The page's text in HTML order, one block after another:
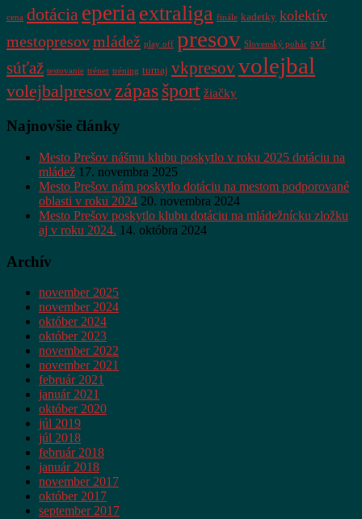
cena dotácia eperiaextraliga finále kadetky kolektív
mestopresovmládež play off presov Slovenský pohár svf
súťaž testovanie tréner tréning turnaj vkpresovvolejbal
volejbalpresovzápasšport žiačky
Najnovšie články
Mesto Prešov nášmu klubu poskytlo v roku 2025 dotáciu na
mládež 17. novembra 2025
Mesto Prešov nám poskytlo dotáciu na mestom podporované
oblasti v roku 2024 20. novembra 2024
Mesto Prešov poskytlo klubu dotáciu na mládežnícku zložku
aj v roku 2024. 14. októbra 2024
Archív
november 2025
november 2024
október 2024
október 2023
november 2022
november 2021
február 2021
január 2021
október 2020
júl 2019
júl 2018
február 2018
január 2018
november 2017
október 2017
september 2017